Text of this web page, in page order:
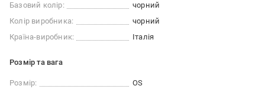
Базовий колір:
чорний
Колір виробника:
чорний
Країна-виробник:
Італія
Розмір та вага
Розмір:
OS